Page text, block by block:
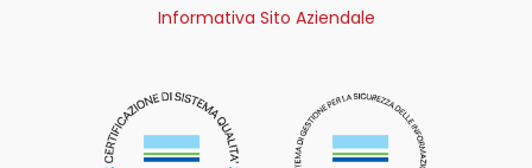
Informativa Sito Aziendale